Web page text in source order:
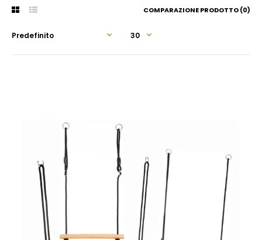
COMPARAZIONE PRODOTTO (0)